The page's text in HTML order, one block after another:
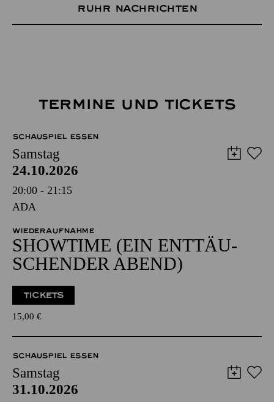
Ruhr Nachrichten
TERMINE UND TICKETS
SCHAUSPIEL ESSEN
Samstag
24.10.2026
20:00 - 21:15
ADA
WIEDERAUFNAHME
SHOW­TIME (EIN ENT­TÄU­
SCHEN­DER ABEND)
TICKETS
15,00 €
SCHAUSPIEL ESSEN
Samstag
31.10.2026